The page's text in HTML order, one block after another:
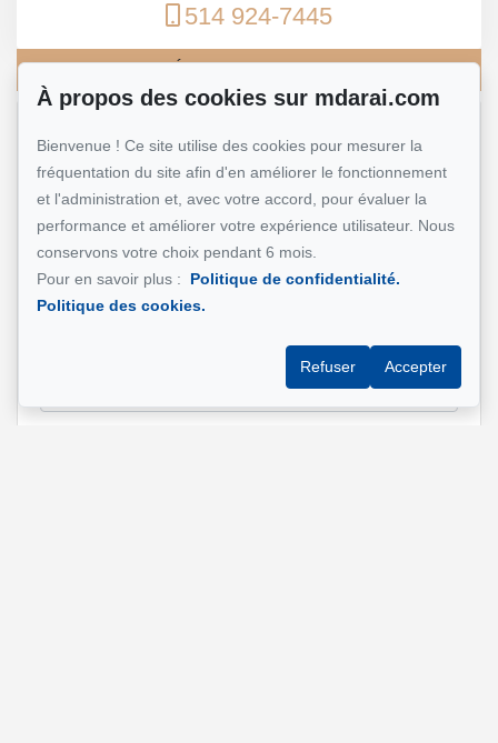
514 924-7445
Écrivez-moi un courriel
Nom et prénom*
Téléphone*
À propos des cookies sur mdarai.com
Bienvenue ! Ce site utilise des cookies pour mesurer la
fréquentation du site afin d'en améliorer le fonctionnement
et l'administration et, avec votre accord, pour évaluer la
performance et améliorer votre expérience utilisateur. Nous
conservons votre choix pendant 6 mois.
Pour en savoir plus :
Politique de confidentialité.
Politique des cookies.
Refuser Accepter